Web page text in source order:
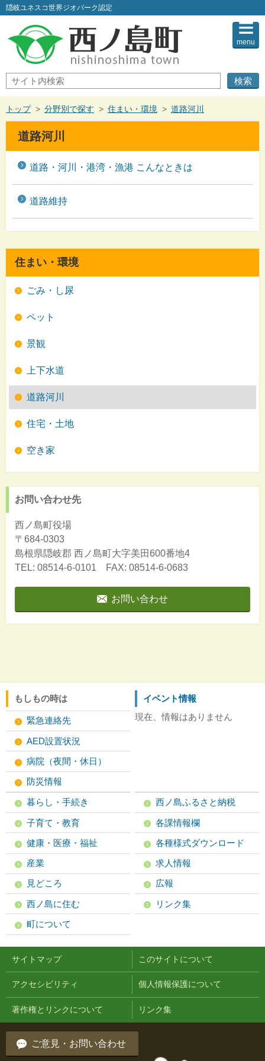
このページの本文へ
隠岐ユネスコ世界ジオパーク認定
サ
イ
ト
内
検
索
menu
現
在
トップ > 分野別で探す > 住まい・環境 > 道路河川
道路河川
道路・河川・港湾・漁港 こんなときは
道路維持
住まい・環境
ごみ・し尿
ペット
景観
上下水道
道路河川
住宅・土地
空き家
お問い合わせ先
西ノ島町役場
〒684-0303
島根県隠岐郡 西ノ島町大字美田600番地4
TEL: 08514-6-0101 FAX: 08514-6-0683
お問い合わせ
もしもの時は
緊急連絡先
AED設置状況
病院（夜間・休日）
防災情報
イベント情報
現在、情報はありません
暮らし・手続き
子育て・教育
健康・医療・福祉
産業
見どころ
西ノ島に住む
町について
西ノ島ふるさと納税
各課情報欄
各種様式ダウンロード
求人情報
広報
リンク集
サイトマップ このサイトについて
アクセシビリティ 個人情報保護について
著作権とリンクについて リンク集
ご意見・お問い合わせ